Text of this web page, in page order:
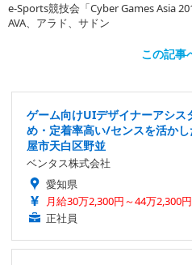
e-Sports競技会「Cyber Games Asia
AVA、アラド、サドン
この記事
ゲーム向けUIデザイナーアシス
め・定着率高い/センスを活か
屋市天白区野並
ベンタス株式会社
愛知県
月給30万2,300円～44万2,300円
正社員